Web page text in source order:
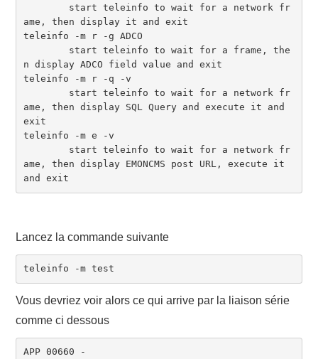
ame, then display it and exit
teleinfo -m r -g ADCO
n display ADCO field value and exit
teleinfo -m r -q -v
ame, then display SQL Query and execute it and
exit
teleinfo -m e -v
ame, then display EMONCMS post URL, execute it
Lancez la commande suivante
teleinfo -m test
Vous devriez voir alors ce qui arrive par la liaison série
comme ci dessous
APP 00660 -